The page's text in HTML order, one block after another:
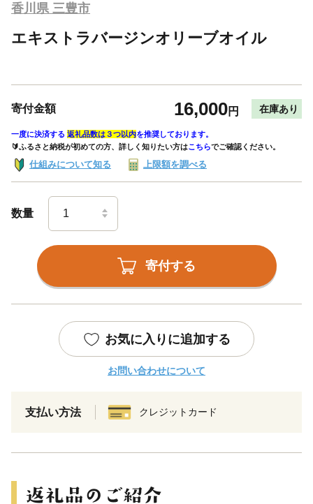
香川県 三豊市
エキストラバージンオリーブオイル
寄付金額 16,000円 在庫あり
一度に決済する 返礼品数は３つ以内を推奨しております。
🔰ふるさと納税が初めての方、詳しく知りたい方はこちらでご確認ください。
仕組みについて知る 上限額を調べる
数量
寄付する
お気に入りに追加する
お問い合わせについて
支払い方法 クレジットカード